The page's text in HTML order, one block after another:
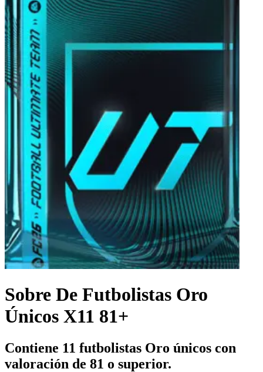
Sobre De Futbolistas Oro
Únicos X11 81+
Contiene 11 futbolistas Oro únicos con
valoración de 81 o superior.